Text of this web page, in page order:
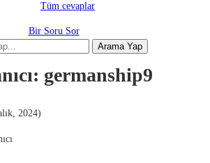
Tüm cevaplar
Bir Soru Sor
germanship9
2024)